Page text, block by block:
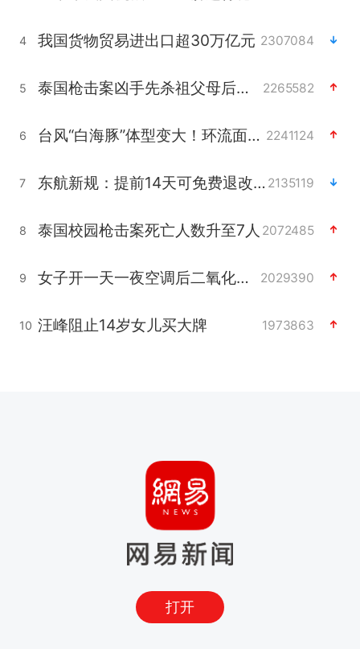
4 我国货物贸易进出口超30万亿元 2307084
5 泰国枪击案凶手先杀祖父母后行凶 2265582
6 台风“白海豚”体型变大！环流面积接近13个浙江那么大 2241124
7 东航新规：提前14天可免费退改签 2135119
8 泰国校园枪击案死亡人数升至7人 2072485
9 女子开一天一夜空调后二氧化碳中毒 2029390
10 汪峰阻止14岁女儿买大牌 1973863
打开